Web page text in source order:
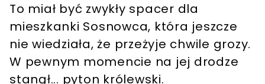
To miał być zwykły spacer dla
mieszkanki Sosnowca, która jeszcze
nie wiedziała, że przeżyje chwile grozy.
W pewnym momencie na jej drodze
stanął... pyton królewski.